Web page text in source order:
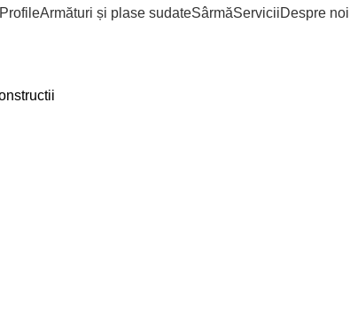
ProfileArmături și plase sudateSârmăServiciiDespre noi